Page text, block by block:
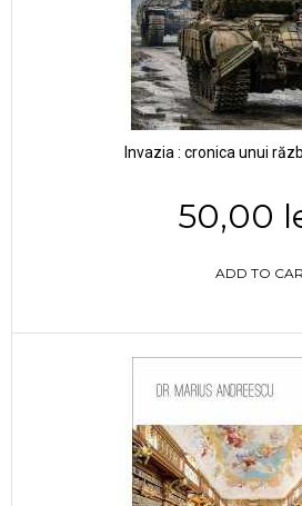
Invazia : cronica unui
50,00
ADD TO